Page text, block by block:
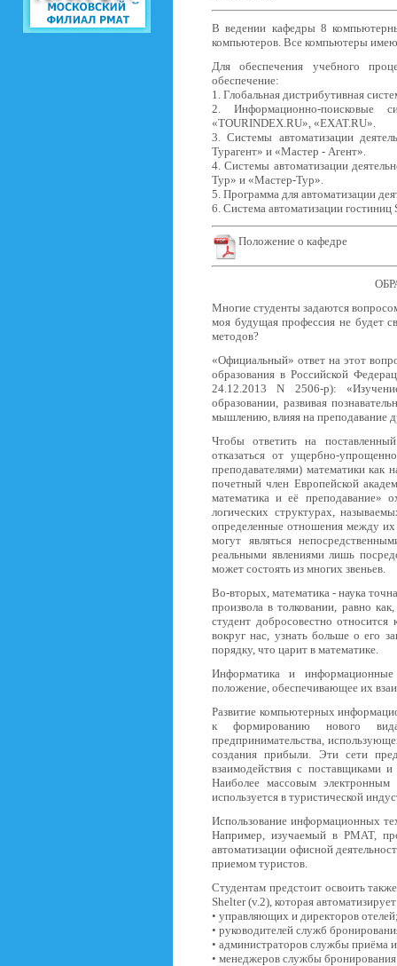
В ведении кафедры 8
компьютеров. Все компьютеры
Для обеспечения учебного
обеспечение:
1. Глобальная дистрибутивная
2. Информационно-поисковые
«TOURINDEX.RU», «EXAT.RU».
3. Системы автоматизации
Турагент» и «Мастер - Агент».
4. Системы автоматизации
Тур» и «Мастер-Тур».
5. Программа для автоматизации
6. Система автоматизации гостиниц
Положение о кафедре
Многие студенты задаются
моя будущая профессия не будет
методов?
«Официальный» ответ на этот
образования в Российской
24.12.2013 N 2506-р):
образовании, развивая
мышлению, влияя на преподавание
Чтобы ответить на
отказаться от ущербно-
преподавателями) математики как
почетный член Европейской
математика и её преподавание»
логических структурах,
определенные отношения между
могут являться
реальными явлениями лишь
может состоять из многих звеньев.
Во-вторых, математика - наука
произвола в толковании, равно
студент добросовестно
вокруг нас, узнать больше о его
порядку, что царит в математике.
Информатика и информационные
положение, обеспечивающее их
Развитие компьютерных
к формированию нового вида
предпринимательства,
создания прибыли. Эти сети
взаимодействия с поставщиками
Наиболее массовым
используется в туристической
Использование информационных
Например, изучаемый в РМАТ,
автоматизации офисной
приемом туристов.
Студентам предстоит освоить
Shelter (v.2), которая
• управляющих и директоров
• руководителей служб
• администраторов службы приёма
• менеджеров службы